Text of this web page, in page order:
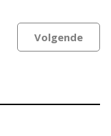
Volgende